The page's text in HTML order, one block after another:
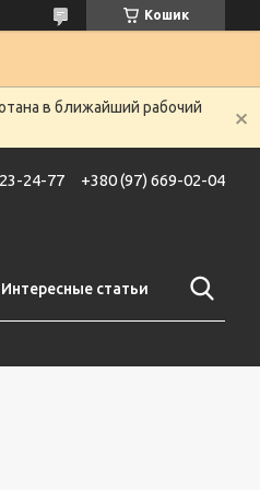
Кошик
в ближайший рабочий
24-77 +380 (97) 669-02-04
Интересные статьи